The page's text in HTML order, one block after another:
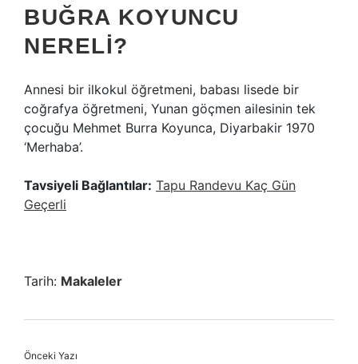
BUĞRA KOYUNCU
NERELI?
Annesi bir ilkokul öğretmeni, babası lisede bir
coğrafya öğretmeni, Yunan göçmen ailesinin tek
çocuğu Mehmet Burra Koyunca, Diyarbakir 1970
‘Merhaba’.
Tavsiyeli Bağlantılar: Tapu Randevu Kaç Gün
Geçerli
Tarih: Makaleler
Önceki Yazı